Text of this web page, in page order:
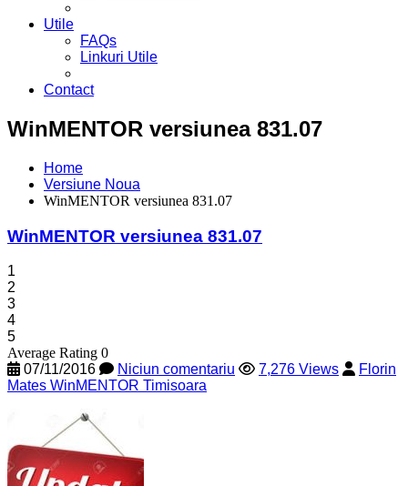
Utile
FAQs
Linkuri Utile
Contact
WinMENTOR versiunea 831.07
Home
Versiune Noua
WinMENTOR versiunea 831.07
WinMENTOR versiunea 831.07
1
2
3
4
5
Average Rating 0
07/11/2016
Niciun comentariu 7,276 Views
Florin
Mates WinMENTOR Timisoara